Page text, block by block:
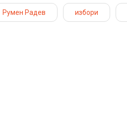
Румен Радев избори